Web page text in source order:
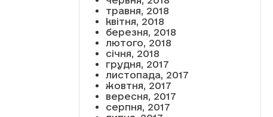
травня, 2018
квітня, 2018
березня, 2018
лютого, 2018
січня, 2018
грудня, 2017
листопада, 2017
жовтня, 2017
вересня, 2017
серпня, 2017